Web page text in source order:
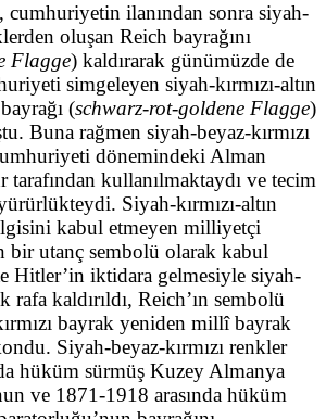
cumhuriyetin ilanından sonra siyah-
oluşan Reich bayrağını
Flagge) kaldırarak günümüzde de
simgeleyen siyah-kırmızı-altın
(schwarz-rot-goldene Flagge)
Buna rağmen siyah-beyaz-kırmızı
dönemindeki Alman
tarafından kullanılmaktaydı ve tecim
Siyah-kırmızı-altın
kabul etmeyen milliyetçi
bir utanç sembolü olarak kabul
Hitler’in iktidara gelmesiyle siyah-
rafa kaldırıldı, Reich’ın sembolü
bayrak yeniden millî bayrak
Siyah-beyaz-kırmızı renkler
hüküm sürmüş Kuzey Almanya
ve 1871-1918 arasında hüküm